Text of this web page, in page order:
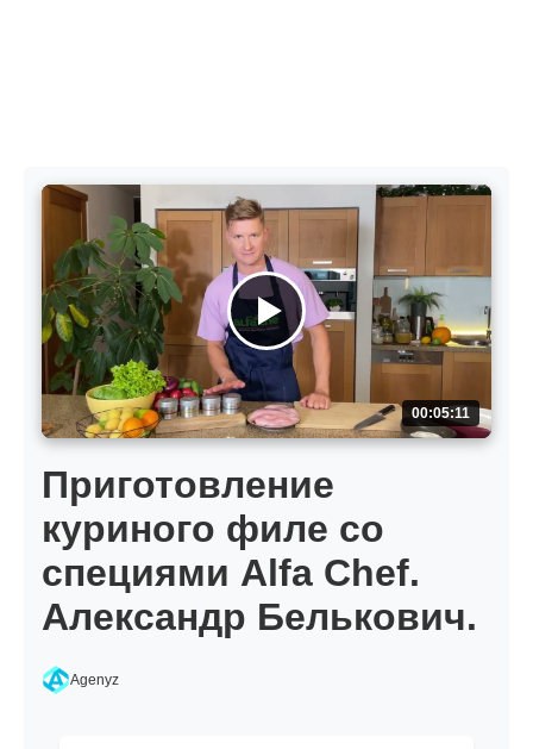
00:05:11
Приготовление
куриного филе со
специями Alfa Chef.
Александр Белькович.
Agenyz